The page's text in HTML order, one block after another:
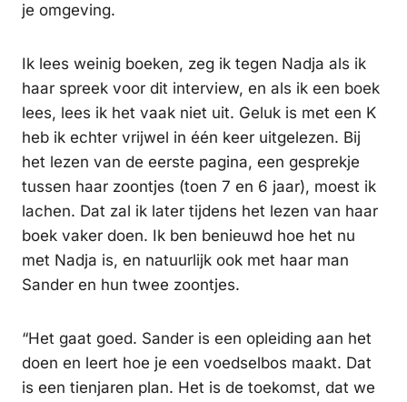
je omgeving.
Ik lees weinig boeken, zeg ik tegen Nadja als ik
haar spreek voor dit interview, en als ik een boek
lees, lees ik het vaak niet uit. Geluk is met een K
heb ik echter vrijwel in één keer uitgelezen. Bij
het lezen van de eerste pagina, een gesprekje
tussen haar zoontjes (toen 7 en 6 jaar), moest ik
lachen. Dat zal ik later tijdens het lezen van haar
boek vaker doen. Ik ben benieuwd hoe het nu
met Nadja is, en natuurlijk ook met haar man
Sander en hun twee zoontjes.
“Het gaat goed. Sander is een opleiding aan het
doen en leert hoe je een voedselbos maakt. Dat
is een tienjaren plan. Het is de toekomst, dat we